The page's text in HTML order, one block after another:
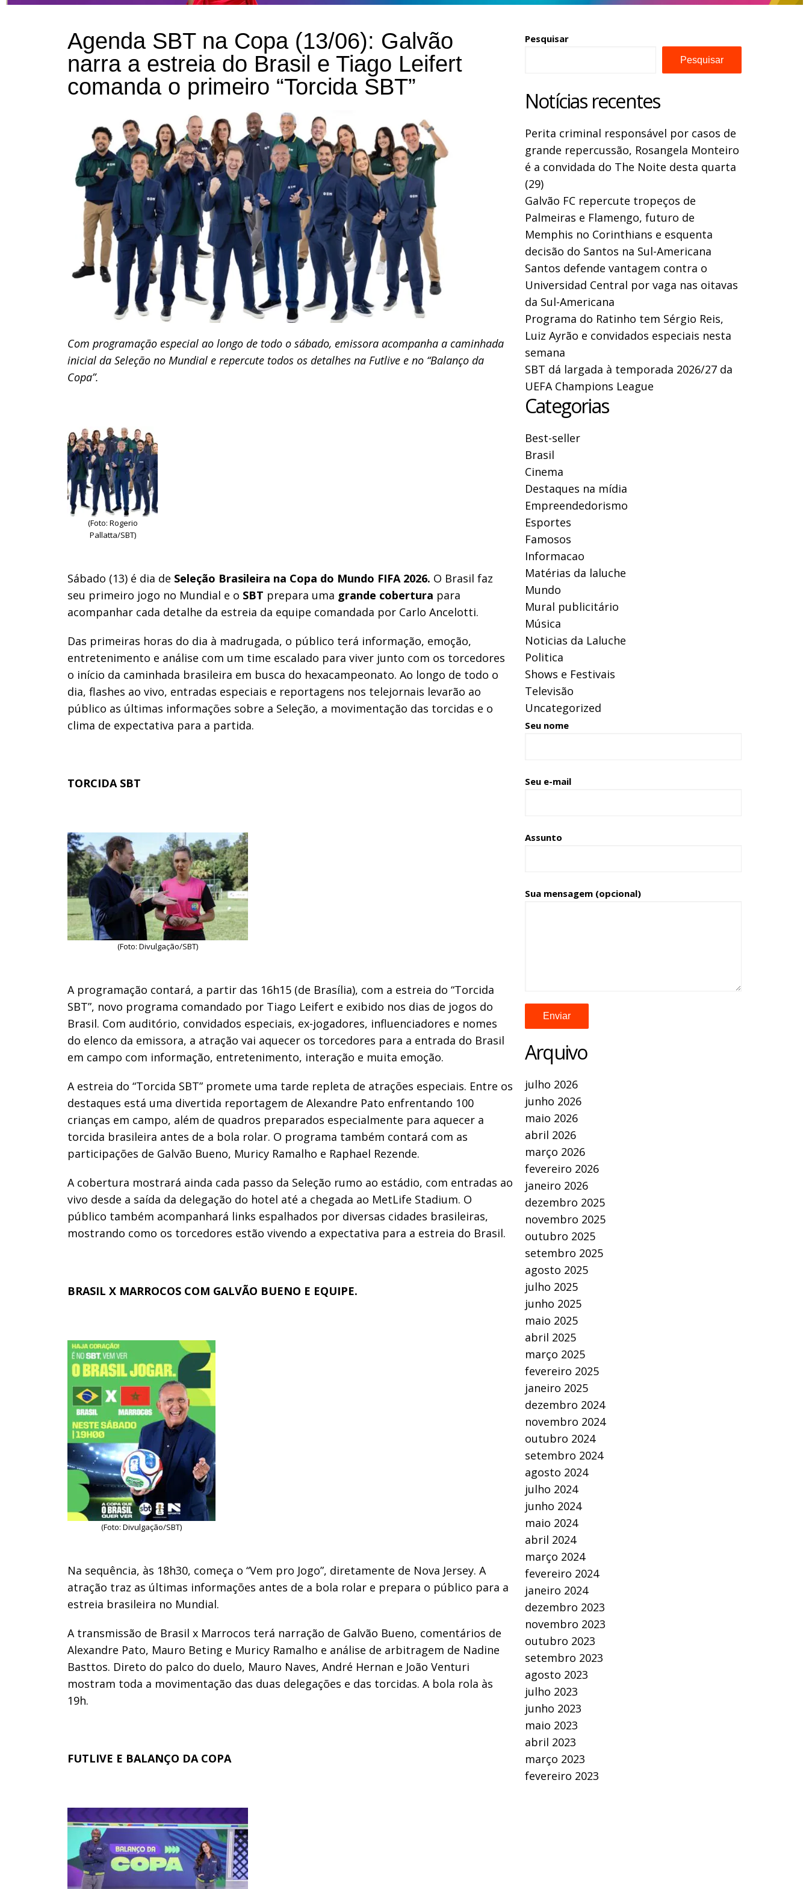
Agenda SBT na Copa (13/06): Galvão
narra a estreia do Brasil e Tiago Leifert
comanda o primeiro “Torcida SBT”
Com programação especial ao longo de todo o sábado, emissora acompanha a caminhada
inicial da Seleção no Mundial e repercute todos os detalhes na Futlive e no “Balanço da
Copa”.
(Foto: Rogerio
Pallatta/SBT)
Sábado (13) é dia de Seleção Brasileira na Copa do Mundo FIFA 2026. O Brasil faz
seu primeiro jogo no Mundial e o SBT prepara uma grande cobertura para
acompanhar cada detalhe da estreia da equipe comandada por Carlo Ancelotti.
Das primeiras horas do dia à madrugada, o público terá informação, emoção,
entretenimento e análise com um time escalado para viver junto com os torcedores
o início da caminhada brasileira em busca do hexacampeonato. Ao longo de todo o
dia, flashes ao vivo, entradas especiais e reportagens nos telejornais levarão ao
público as últimas informações sobre a Seleção, a movimentação das torcidas e o
clima de expectativa para a partida.
TORCIDA SBT
(Foto: Divulgação/SBT)
A programação contará, a partir das 16h15 (de Brasília), com a estreia do “Torcida
SBT”, novo programa comandado por Tiago Leifert e exibido nos dias de jogos do
Brasil. Com auditório, convidados especiais, ex-jogadores, influenciadores e nomes
do elenco da emissora, a atração vai aquecer os torcedores para a entrada do Brasil
em campo com informação, entretenimento, interação e muita emoção.
A estreia do “Torcida SBT” promete uma tarde repleta de atrações especiais. Entre os
destaques está uma divertida reportagem de Alexandre Pato enfrentando 100
crianças em campo, além de quadros preparados especialmente para aquecer a
torcida brasileira antes de a bola rolar. O programa também contará com as
participações de Galvão Bueno, Muricy Ramalho e Raphael Rezende.
A cobertura mostrará ainda cada passo da Seleção rumo ao estádio, com entradas ao
vivo desde a saída da delegação do hotel até a chegada ao MetLife Stadium. O
público também acompanhará links espalhados por diversas cidades brasileiras,
mostrando como os torcedores estão vivendo a expectativa para a estreia do Brasil.
BRASIL X MARROCOS COM GALVÃO BUENO E EQUIPE.
(Foto: Divulgação/SBT)
Na sequência, às 18h30, começa o “Vem pro Jogo”, diretamente de Nova Jersey. A
atração traz as últimas informações antes de a bola rolar e prepara o público para a
estreia brasileira no Mundial.
A transmissão de Brasil x Marrocos terá narração de Galvão Bueno, comentários de
Alexandre Pato, Mauro Beting e Muricy Ramalho e análise de arbitragem de Nadine
Basttos. Direto do palco do duelo, Mauro Naves, André Hernan e João Venturi
mostram toda a movimentação das duas delegações e das torcidas. A bola rola às
19h.
FUTLIVE E BALANÇO DA COPA
Pesquisar
Pesquisar
Notícias recentes
Perita criminal responsável por casos de
grande repercussão, Rosangela Monteiro
é a convidada do The Noite desta quarta
(29)
Galvão FC repercute tropeços de
Palmeiras e Flamengo, futuro de
Memphis no Corinthians e esquenta
decisão do Santos na Sul-Americana
Santos defende vantagem contra o
Universidad Central por vaga nas oitavas
da Sul-Americana
Programa do Ratinho tem Sérgio Reis,
Luiz Ayrão e convidados especiais nesta
semana
SBT dá largada à temporada 2026/27 da
UEFA Champions League
Categorias
Best-seller
Brasil
Cinema
Destaques na mídia
Empreendedorismo
Esportes
Famosos
Informacao
Matérias da laluche
Mundo
Mural publicitário
Música
Noticias da Laluche
Politica
Shows e Festivais
Televisão
Uncategorized
Seu nome
Seu e-mail
Assunto
Sua mensagem (opcional)
Arquivo
julho 2026
junho 2026
maio 2026
abril 2026
março 2026
fevereiro 2026
janeiro 2026
dezembro 2025
novembro 2025
outubro 2025
setembro 2025
agosto 2025
julho 2025
junho 2025
maio 2025
abril 2025
março 2025
fevereiro 2025
janeiro 2025
dezembro 2024
novembro 2024
outubro 2024
setembro 2024
agosto 2024
julho 2024
junho 2024
maio 2024
abril 2024
março 2024
fevereiro 2024
janeiro 2024
dezembro 2023
novembro 2023
outubro 2023
setembro 2023
agosto 2023
julho 2023
junho 2023
maio 2023
abril 2023
março 2023
fevereiro 2023